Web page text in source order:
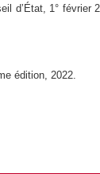
d’État, 1° février
édition, 2022.